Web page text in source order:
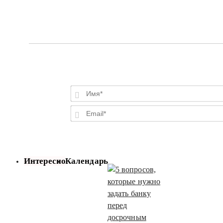
ИнтересноКалендарь